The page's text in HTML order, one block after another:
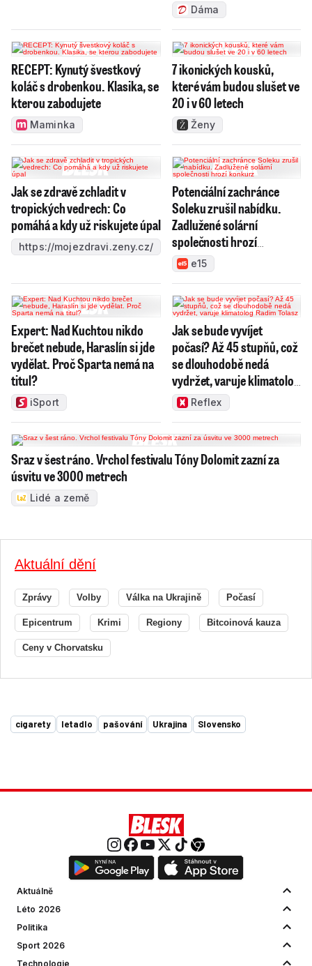
Dáma
RECEPT: Kynutý švestkový
koláč s drobenkou. Klasika, se
kterou zabodujete
Maminka
7 ikonických kousků,
které vám budou slušet ve
20 i v 60 letech
Ženy
Jak se zdravě zchladit v
tropických vedrech: Co
pomáhá a kdy už riskujete úpal
https://mojezdravi.zeny.cz/
Potenciální zachránce
Soleku zrušil nabídku.
Zadlužené solární
společnosti hrozí
konkurz
e15
Expert: Nad Kuchtou nikdo
brečet nebude, Haraslín si jde
vydělat. Proč Sparta nemá na
titul?
iSport
Jak se bude vyvíjet
počasí? Až 45 stupňů, což
se dlouhodobě nedá
vydržet, varuje klimatolog
Radim Tolasz
Reflex
Sraz v šest ráno. Vrchol festivalu Tóny Dolomit zazní za
úsvitu ve 3000 metrech
Lidé a země
Aktuální dění
Zprávy Volby Válka na Ukrajině Počasí
Epicentrum Krimi Regiony Bitcoinová kauza
Ceny v Chorvatsku
cigarety letadlo pašování Ukrajina Slovensko
Aktuálně
Léto 2026
Politika
Sport 2026
Technologie